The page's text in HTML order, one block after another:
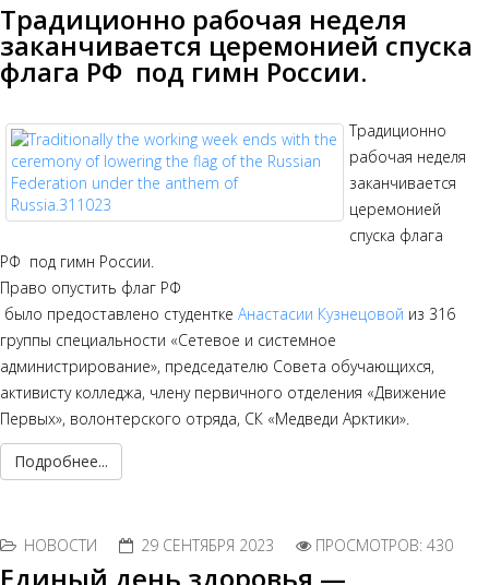
Традиционно рабочая неделя
заканчивается церемонией спуска
флага РФ под гимн России.
Традиционно
рабочая неделя
заканчивается
церемонией
спуска флага
РФ под гимн России.
Право опустить флаг РФ
было предоставлено студентке Анастасии Кузнецовой из 316
группы специальности «Сетевое и системное
администрирование», председателю Совета обучающихся,
активисту колледжа, члену первичного отделения «Движение
Первых», волонтерского отряда, СК «Медведи Арктики».
Подробнее...
НОВОСТИ 29 СЕНТЯБРЯ 2023 ПРОСМОТРОВ: 430